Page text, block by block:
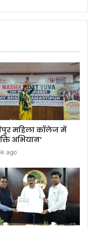
महिला कॉलेज में
अभियान’
ago